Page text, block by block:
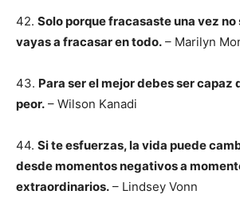
42. Solo porque fracasaste una vez
vayas a fracasar en todo. – Marilyn
43. Para ser el mejor debes ser capaz
peor. – Wilson Kanadi
44. Si te esfuerzas, la vida puede
desde momentos negativos a
extraordinarios. – Lindsey Vonn